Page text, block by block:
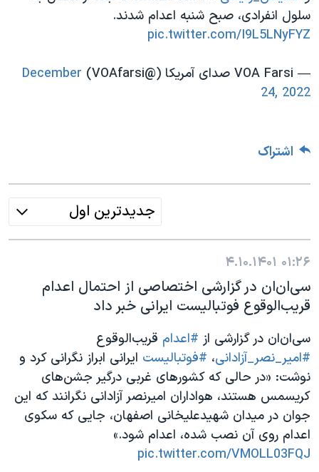
سلول انفرادی، صبح شنبه اعدام شدند.
pic.twitter.com/I9L5LNyFYZ
— VOA Farsi صدای آمریکا (@VOAfarsi)
December
24, 2022
اشتراک
جدیدترین اول
۰۱:۲۶ ۴.۱۰.۱۴۰۱
سی‌ان‌ان در گزارشی اختصاصی از احتمال اعدام
قریب‌الوقوع فوتبالیست ایرانی خبر داد
سی‌ان‌ان در گزارشی از #اعدام قریب‌الوقوع
#امیر_نصر_آزادانی، #فوتبالیست ایرانی ابراز نگرانی کرد و
نوشت: «در حالی که کشورهای غربی درگیر جشن‌های
کریسمس هستند، هواداران امیرنصر آزادانی نگرانند که این
جوان در میدان شهیدعلیخانی اصفهان، جایی که سکوی
اعدام روی آن نصب شده، اعدام شود.»
pic.twitter.com/VMOLL03FQJ